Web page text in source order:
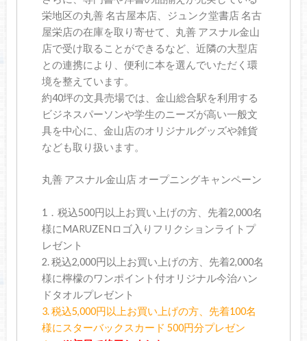
栄地区の丸善 名古屋本店、ジュンク堂書店 名古
屋栄店の在庫を取り寄せて、丸善 アスナル金山
店で受け取ることができるなど、近隣の大型店
との連携により、便利に本を選んでいただく環
境を整えています。
約40坪の文具売場では、金山総合駅を利用する
ビジネスパーソンや学生のニーズが高い一般文
具を中心に、金山店のオリジナルグッズや雑貨
なども取り扱います。
丸善 アスナル金山店 オープニングキャンペーン
1．税込500円以上お買い上げの方、先着2,000名
様にMARUZENロゴ入りフリクションライトプ
レゼント
2. 税込2,000円以上お買い上げの方、先着2,000名
様に檸檬のワンポイント付オリジナル今治ハン
ドタオルプレゼント
3. 税込5,000円以上お買い上げの方、先着100名
様にスターバックスカード 500円分プレゼン